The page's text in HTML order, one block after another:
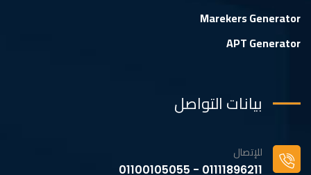
Marekers Generator
APT Generator
بيانات التواصل
للإتصال
01111896211 - 01100105055